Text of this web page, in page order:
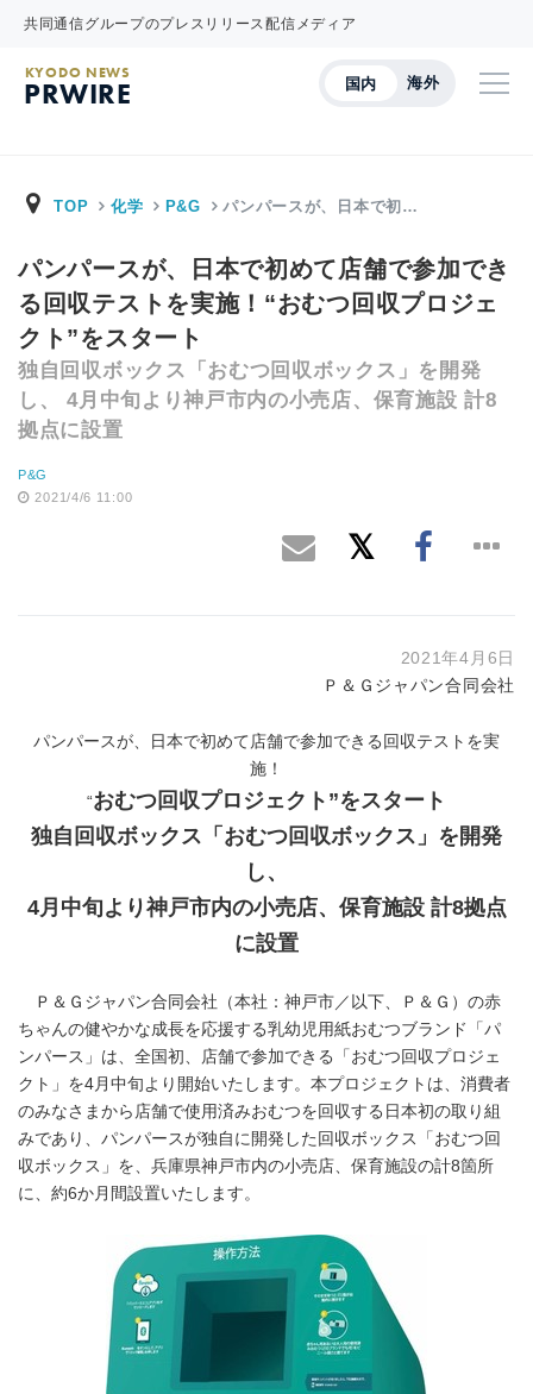
共同通信グループのプレスリリース配信メディア
国内 海外
KYODO NEWS
PRWIRE
TOP 化学 P&G パンパースが、日本で初…
パンパースが、日本で初めて店舗で参加でき
る回収テストを実施！“おむつ回収プロジェ
クト”をスタート
独自回収ボックス「おむつ回収ボックス」を開発
し、 4月中旬より神戸市内の小売店、保育施設 計8
拠点に設置
P&G
2021/4/6 11:00
2021年4月6日
Ｐ＆Ｇジャパン合同会社
パンパースが、日本で初めて店舗で参加できる回収テストを実
施！
“おむつ回収プロジェクト”をスタート
独自回収ボックス「おむつ回収ボックス」を開発
し、
4月中旬より神戸市内の小売店、保育施設 計8拠点
に設置
Ｐ＆Ｇジャパン合同会社（本社：神戸市／以下、Ｐ＆Ｇ）の赤
ちゃんの健やかな成長を応援する乳幼児用紙おむつブランド「パ
ンパース」は、全国初、店舗で参加できる「おむつ回収プロジェ
クト」を4月中旬より開始いたします。本プロジェクトは、消費者
のみなさまから店舗で使用済みおむつを回収する日本初の取り組
みであり、パンパースが独自に開発した回収ボックス「おむつ回
収ボックス」を、兵庫県神戸市内の小売店、保育施設の計8箇所
に、約6か月間設置いたします。